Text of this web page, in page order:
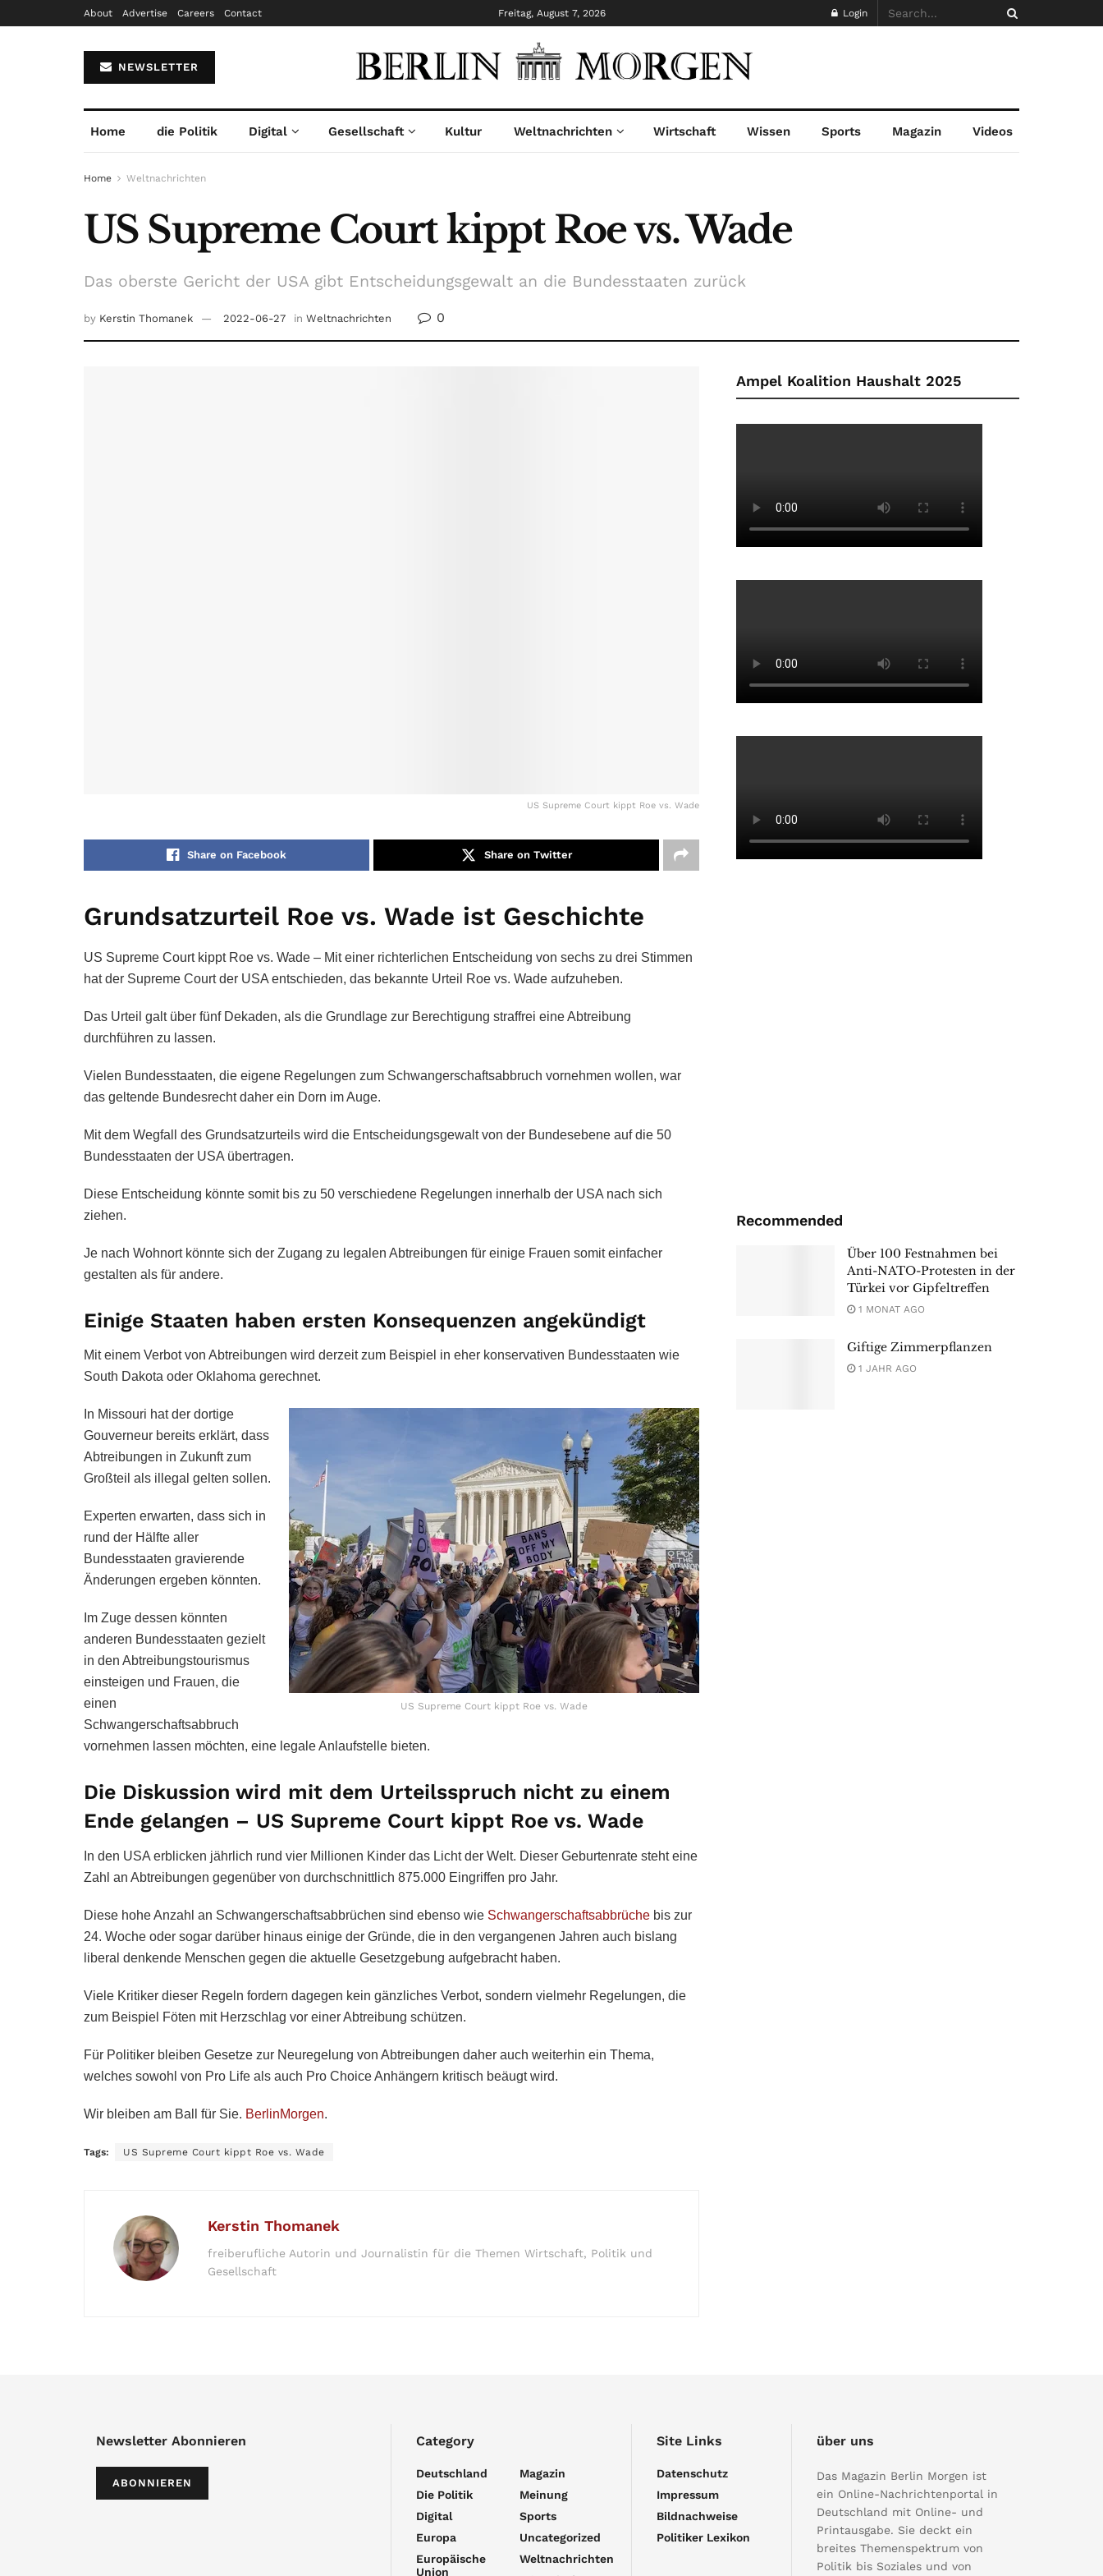
About Advertise Careers Contact Freitag, August 7, 2026 Login
NEWSLETTER
Home die Politik Digital Gesellschaft Kultur Weltnachrichten Wirtschaft Wissen Sports Magazin Videos
Home Weltnachrichten
US Supreme Court kippt Roe vs. Wade
Das oberste Gericht der USA gibt Entscheidungsgewalt an die Bundesstaaten zurück
by Kerstin Thomanek 2022-06-27 in Weltnachrichten 0
US Supreme Court kippt Roe vs. Wade
Share on Facebook Share on Twitter
Grundsatzurteil Roe vs. Wade ist Geschichte
US Supreme Court kippt Roe vs. Wade – Mit einer richterlichen Entscheidung von sechs zu drei Stimmen
hat der Supreme Court der USA entschieden, das bekannte Urteil Roe vs. Wade aufzuheben.
Das Urteil galt über fünf Dekaden, als die Grundlage zur Berechtigung straffrei eine Abtreibung
durchführen zu lassen.
Vielen Bundesstaaten, die eigene Regelungen zum Schwangerschaftsabbruch vornehmen wollen, war
das geltende Bundesrecht daher ein Dorn im Auge.
Mit dem Wegfall des Grundsatzurteils wird die Entscheidungsgewalt von der Bundesebene auf die 50
Bundesstaaten der USA übertragen.
Diese Entscheidung könnte somit bis zu 50 verschiedene Regelungen innerhalb der USA nach sich
ziehen.
Je nach Wohnort könnte sich der Zugang zu legalen Abtreibungen für einige Frauen somit einfacher
gestalten als für andere.
Einige Staaten haben ersten Konsequenzen angekündigt
Mit einem Verbot von Abtreibungen wird derzeit zum Beispiel in eher konservativen Bundesstaaten wie
South Dakota oder Oklahoma gerechnet.
US Supreme Court kippt Roe vs. Wade
In Missouri hat der dortige
Gouverneur bereits erklärt, dass
Abtreibungen in Zukunft zum
Großteil als illegal gelten sollen.
Experten erwarten, dass sich in
rund der Hälfte aller
Bundesstaaten gravierende
Änderungen ergeben könnten.
Im Zuge dessen könnten
anderen Bundesstaaten gezielt
in den Abtreibungstourismus
einsteigen und Frauen, die
einen
Schwangerschaftsabbruch
vornehmen lassen möchten, eine legale Anlaufstelle bieten.
Die Diskussion wird mit dem Urteilsspruch nicht zu einem
Ende gelangen – US Supreme Court kippt Roe vs. Wade
In den USA erblicken jährlich rund vier Millionen Kinder das Licht der Welt. Dieser Geburtenrate steht eine
Zahl an Abtreibungen gegenüber von durchschnittlich 875.000 Eingriffen pro Jahr.
Diese hohe Anzahl an Schwangerschaftsabbrüchen sind ebenso wie Schwangerschaftsabbrüche bis zur
24. Woche oder sogar darüber hinaus einige der Gründe, die in den vergangenen Jahren auch bislang
liberal denkende Menschen gegen die aktuelle Gesetzgebung aufgebracht haben.
Viele Kritiker dieser Regeln fordern dagegen kein gänzliches Verbot, sondern vielmehr Regelungen, die
zum Beispiel Föten mit Herzschlag vor einer Abtreibung schützen.
Für Politiker bleiben Gesetze zur Neuregelung von Abtreibungen daher auch weiterhin ein Thema,
welches sowohl von Pro Life als auch Pro Choice Anhängern kritisch beäugt wird.
Wir bleiben am Ball für Sie. BerlinMorgen.
Tags: US Supreme Court kippt Roe vs. Wade
Kerstin Thomanek
freiberufliche Autorin und Journalistin für die Themen Wirtschaft, Politik und
Gesellschaft
Ampel Koalition Haushalt 2025
Recommended
Über 100 Festnahmen bei
Anti-NATO-Protesten in der
Türkei vor Gipfeltreffen
1 MONAT AGO
Giftige Zimmerpflanzen
1 JAHR AGO
Newsletter Abonnieren
ABONNIEREN
Category
Deutschland
Die Politik
Digital
Europa
Europäische
Union
Magazin
Meinung
Sports
Uncategorized
Weltnachrichten
Site Links
Datenschutz
Impressum
Bildnachweise
Politiker Lexikon
über uns
Das Magazin Berlin Morgen ist
ein Online-Nachrichtenportal in
Deutschland mit Online- und
Printausgabe. Sie deckt ein
breites Themenspektrum von
Politik bis Soziales und von